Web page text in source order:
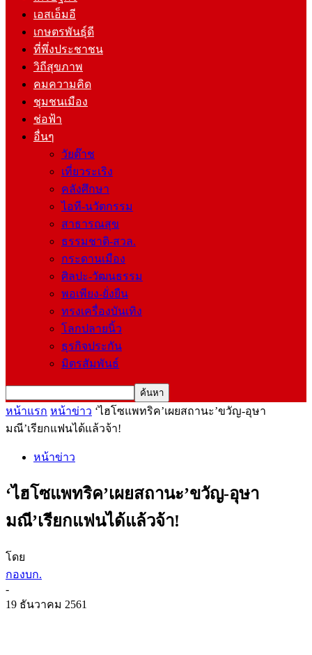
เอสเอ็มอี
เกษตรพันธุ์ดี
ที่พึ่งประชาชน
วิถีสุขภาพ
คมความคิด
ชุมชนเมือง
ช่อฟ้า
อื่นๆ
วัยต๊าช
เที่ยวระเริง
คลังศึกษา
ไอที-นวัตกรรม
สาธารณสุข
ธรรมชาติ-สวล.
กระดานเมือง
ศิลปะ-วัฒนธรรม
พอเพียง-ยั่งยืน
ทรงเครื่องบันเทิง
โลกปลายนิ้ว
ธุรกิจประกัน
มิตรสัมพันธ์
หน้าแรก หน้าข่าว ‘ไฮโซแพทริค’เผยสถานะ’ขวัญ-อุษา
มณี’เรียกแฟนได้แล้วจ้า!
หน้าข่าว
‘ไฮโซแพทริค’เผยสถานะ’ขวัญ-อุษา
มณี’เรียกแฟนได้แล้วจ้า!
โดย
กองบก.
-
19 ธันวาคม 2561